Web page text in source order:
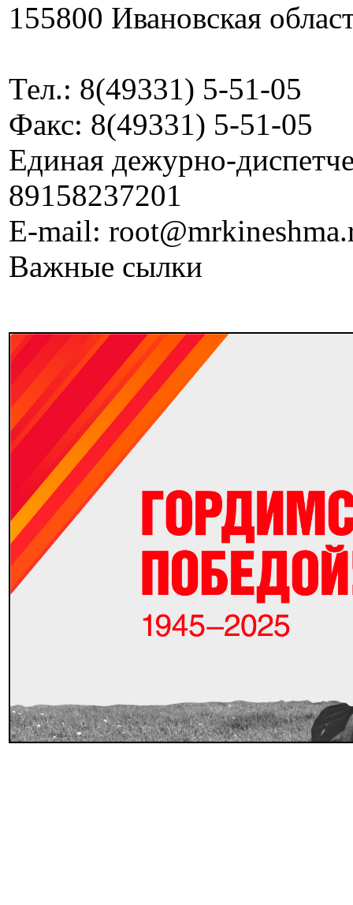
155800 Ивановская
Тел.: 8(49331) 5-51-05
Факс: 8(49331) 5-51-05
Единая дежурно-
89158237201
E-mail:
Важные сылки